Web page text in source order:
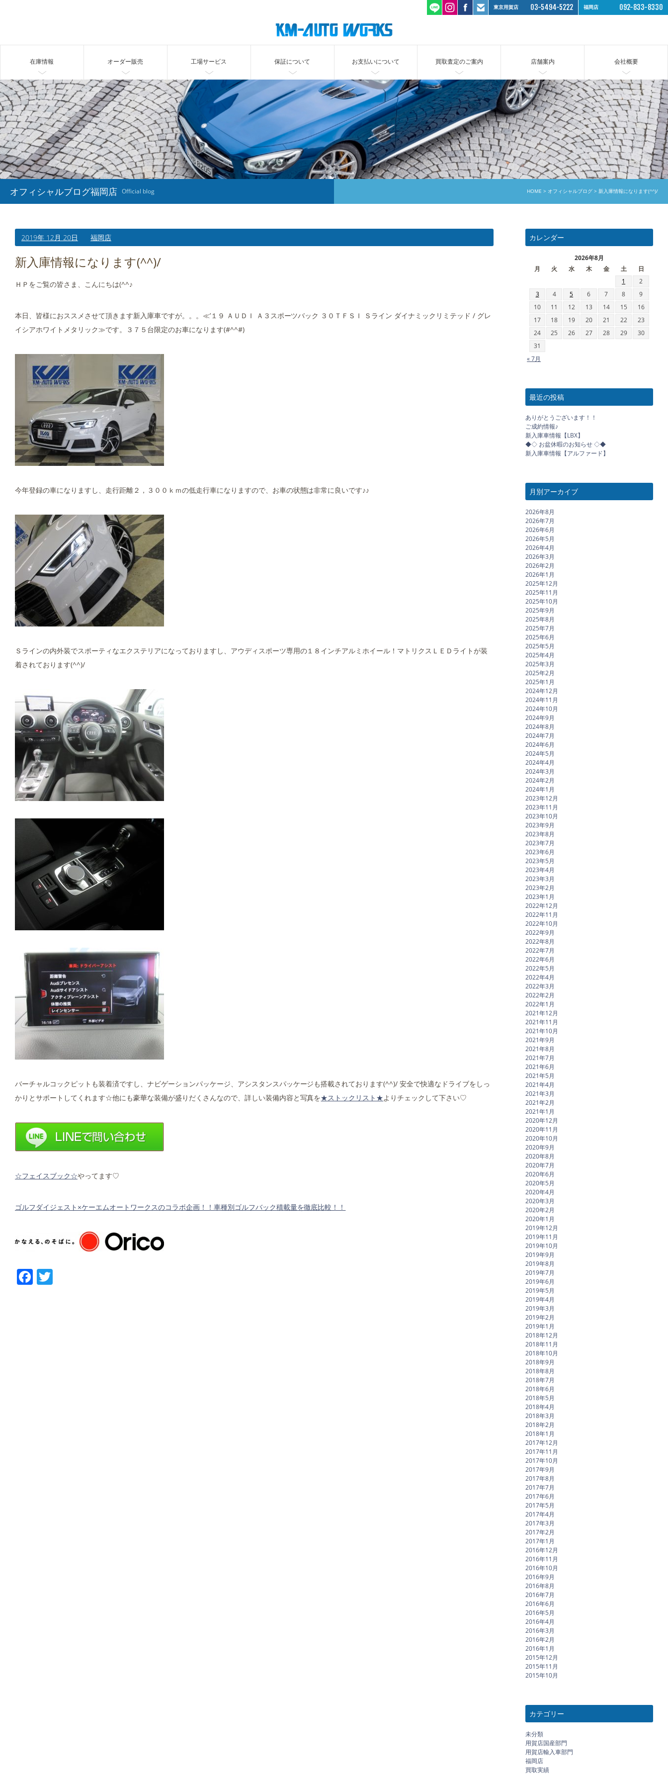
東京用賀店 03-5494-5222 福岡店 092-833-8330
在庫情報 オーダー販売 工場サービス 保証について お支払いについて 買取査定のご案内 店舗案内 会社概要
オフィシャルブログ福岡店 Official blog HOME オフィシャルブログ 新入庫情報になります(^^)/
2019年 12月 20日 福岡店
新入庫情報になります(^^)/
ＨＰをご覧の皆さま、こんにちは(^^♪
本日、皆様におススメさせて頂きます新入庫車ですが。。。≪’１９ ＡＵＤＩ Ａ３スポーツバック ３０ＴＦＳＩ Ｓライン ダイナミックリミテッド / グレ
イシアホワイトメタリック≫です。３７５台限定のお車になります(#^^#)
今年登録の車になりますし、走行距離２，３００ｋｍの低走行車になりますので、お車の状態は非常に良いです♪♪
Ｓラインの内外装でスポーティなエクステリアになっておりますし、アウディスポーツ専用の１８インチアルミホイール！マトリクスＬＥＤライトが装
着されております(^^)/
バーチャルコックピットも装着済ですし、ナビゲーションパッケージ、アシスタンスパッケージも搭載されております(^^)/ 安全で快適なドライブをしっ
かりとサポートしてくれます☆他にも豪華な装備が盛りだくさんなので、詳しい装備内容と写真を★ストックリスト★よりチェックして下さい♡
☆フェイスブック☆やってます♡
ゴルフダイジェスト×ケーエムオートワークスのコラボ企画！！車種別ゴルフバック積載量を徹底比較！！
Facebook
カレンダー
2026年8月
月
火 水 木 金 土
日
1
2
3
4 5 6 7 8
9
10
11 12 13 14 15
16
17
18 19 20 21 22
23
24
25 26 27 28 29
30
31
« 7月
最近の投稿
ありがとうございます！！
ご成約情報♪
新入庫車情報【LBX】
◆◇ お盆休暇のお知らせ ◇◆
新入庫車情報【アルファード】
月別アーカイブ
2026年8月
2026年7月
2026年6月
2026年5月
2026年4月
2026年3月
2026年2月
2026年1月
2025年12月
2025年11月
2025年10月
2025年9月
2025年8月
2025年7月
2025年6月
2025年5月
2025年4月
2025年3月
2025年2月
2025年1月
2024年12月
2024年11月
2024年10月
2024年9月
2024年8月
2024年7月
2024年6月
2024年5月
2024年4月
2024年3月
2024年2月
2024年1月
2023年12月
2023年11月
2023年10月
2023年9月
2023年8月
2023年7月
2023年6月
2023年5月
2023年4月
2023年3月
2023年2月
2023年1月
2022年12月
2022年11月
2022年10月
2022年9月
2022年8月
2022年7月
2022年6月
2022年5月
2022年4月
2022年3月
2022年2月
2022年1月
2021年12月
2021年11月
2021年10月
2021年9月
2021年8月
2021年7月
2021年6月
2021年5月
2021年4月
2021年3月
2021年2月
2021年1月
2020年12月
2020年11月
2020年10月
2020年9月
2020年8月
2020年7月
2020年6月
2020年5月
2020年4月
2020年3月
2020年2月
2020年1月
2019年12月
2019年11月
2019年10月
2019年9月
2019年8月
2019年7月
2019年6月
2019年5月
2019年4月
2019年3月
2019年2月
2019年1月
2018年12月
2018年11月
2018年10月
2018年9月
2018年8月
2018年7月
2018年6月
2018年5月
2018年4月
2018年3月
2018年2月
2018年1月
2017年12月
2017年11月
2017年10月
2017年9月
2017年8月
2017年7月
2017年6月
2017年5月
2017年4月
2017年3月
2017年2月
2017年1月
2016年12月
2016年11月
2016年10月
2016年9月
2016年8月
2016年7月
2016年6月
2016年5月
2016年4月
2016年3月
2016年2月
2016年1月
2015年12月
2015年11月
2015年10月
カテゴリー
未分類
用賀店国産部門
用賀店輸入車部門
福岡店
買取実績